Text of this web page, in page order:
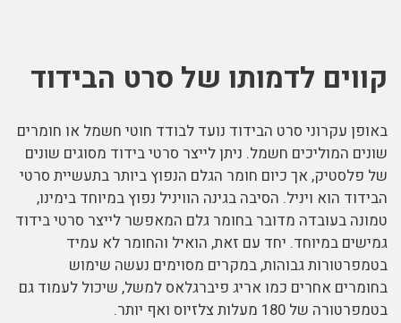
קווים לדמותו של סרט הבידוד
באופן עקרוני סרט הבידוד נועד לבודד חוטי חשמל או חומרים
שונים המוליכים חשמל. ניתן לייצר סרטי בידוד מסוגים שונים
של פלסטיק, אך כיום חומר הגלם הנפוץ ביותר בתעשיית סרטי
הבידוד הוא ויניל. הסיבה בגינה הוויניל נפוץ במיוחד בימינו,
טמונה בעובדה מדובר בחומר גלם המאפשר לייצר סרטי בידוד
גמישים במיוחד. יחד עם זאת, הואיל והחומר לא עמיד
בטמפרטורות גבוהות, במקרים מסוימים נעשה שימוש
בחומרים אחרים כמו אריג פיברגלאס למשל, שיכול לעמוד גם
בטמפרטורה של 180 מעלות צלזיוס ואף יותר.